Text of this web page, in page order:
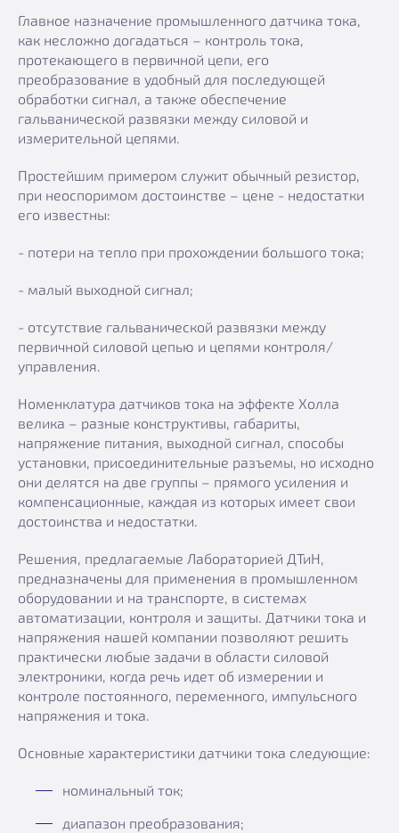
Главное назначение промышленного датчика тока,
как несложно догадаться – контроль тока,
протекающего в первичной цепи, его
преобразование в удобный для последующей
обработки сигнал, а также обеспечение
гальванической развязки между силовой и
измерительной цепями.
Простейшим примером служит обычный резистор,
при неоспоримом достоинстве – цене - недостатки
его известны:
- потери на тепло при прохождении большого тока;
- малый выходной сигнал;
- отсутствие гальванической развязки между
первичной силовой цепью и цепями контроля/
управления.
Номенклатура датчиков тока на эффекте Холла
велика – разные конструктивы, габариты,
напряжение питания, выходной сигнал, способы
установки, присоединительные разъемы, но исходно
они делятся на две группы – прямого усиления и
компенсационные, каждая из которых имеет свои
достоинства и недостатки.
Решения, предлагаемые Лабораторией ДТиН,
предназначены для применения в промышленном
оборудовании и на транспорте, в системах
автоматизации, контроля и защиты. Датчики тока и
напряжения нашей компании позволяют решить
практически любые задачи в области силовой
электроники, когда речь идет об измерении и
контроле постоянного, переменного, импульсного
напряжения и тока.
Основные характеристики датчики тока следующие:
номинальный ток;
диапазон преобразования;